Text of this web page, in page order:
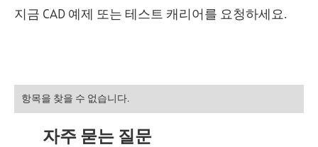
지금 CAD 예제 또는 테스트 캐리어를 요청하세요.
항목을 찾을 수 없습니다.
자주 묻는 질문